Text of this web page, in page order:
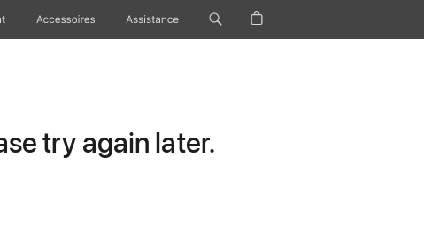
Accessoires Assistance
try again later.